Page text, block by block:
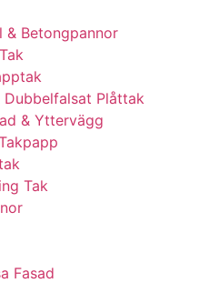
& Betongpannor
Plåttak
& Yttervägg
Tak
Fasad